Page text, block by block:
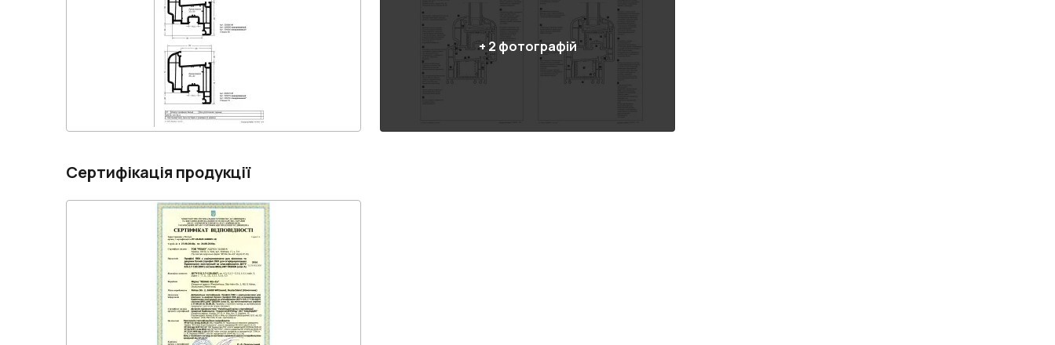
+ 2 фотографій
Сертифікація продукції